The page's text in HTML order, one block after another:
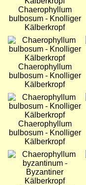
Chaerophyllum
bulbosum - Knolliger
Kälberkropf
Bild
Chaerophyllum
bulbosum - Knolliger
Kälberkropf
Bild
Chaerophyllum
bulbosum - Knolliger
Kälberkropf
Bild